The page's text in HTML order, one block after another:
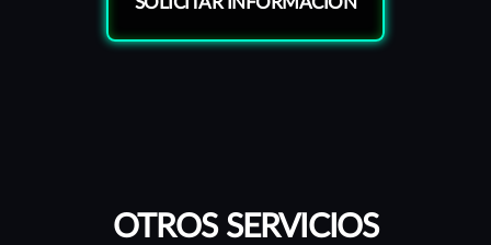
OTROS SERVICIOS